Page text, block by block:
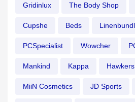
Gridinlux The Body Shop
Cupshe Beds
PCSpecialist Wowcher
Mankind Kappa Hawkers
MiiN Cosmetics JD Sports